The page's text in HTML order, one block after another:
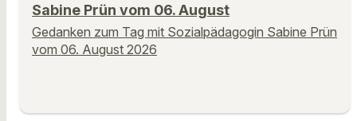
Sabine Prün vom 06. August
Gedanken zum Tag mit Sozialpädagogin Sabine Prün
vom 06. August 2026